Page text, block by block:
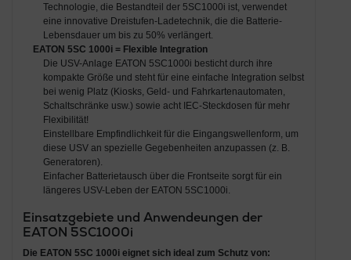
Technologie, die Bestandteil der 5SC1000i ist, verwendet
eine innovative Dreistufen-Ladetechnik, die die Batterie-
Lebensdauer um bis zu 50% verlängert.
EATON 5SC 1000i = Flexible Integration
Die USV-Anlage EATON 5SC1000i besticht durch ihre
kompakte Größe und steht für eine einfache Integration selbst
bei wenig Platz (Kiosks, Geld- und Fahrkartenautomaten,
Schaltschränke usw.) sowie acht IEC-Steckdosen für mehr
Flexibilität!
Einstellbare Empfindlichkeit für die Eingangswellenform, um
diese USV an spezielle Gegebenheiten anzupassen (z. B.
Generatoren).
Einfacher Batterietausch über die Frontseite sorgt für ein
längeres USV-Leben der EATON 5SC1000i.
Einsatzgebiete und Anwendeungen der
EATON 5SC1000i
Die EATON 5SC 1000ieignet sich ideal zum Schutz von: